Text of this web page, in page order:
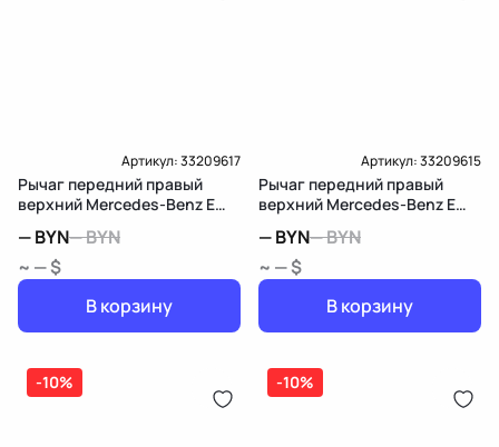
Артикул:33209617
Рычаг передний правый
верхний Mercedes-Benz E
—BYN—BYN
~ — $
В корзину
Артикул:33209615
Рычаг передний правый
верхний Mercedes-Benz E
—BYN—BYN
~ — $
В корзину
-10% -10%